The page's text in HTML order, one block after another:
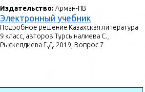
Издательство:Арман-ПВ
Электронный учебник
Подробное решение Казахская литература
9 класс, авторов Тұрсынғалиева С.,
Рыскелдиева Г.Д. 2019, Вопрос 7